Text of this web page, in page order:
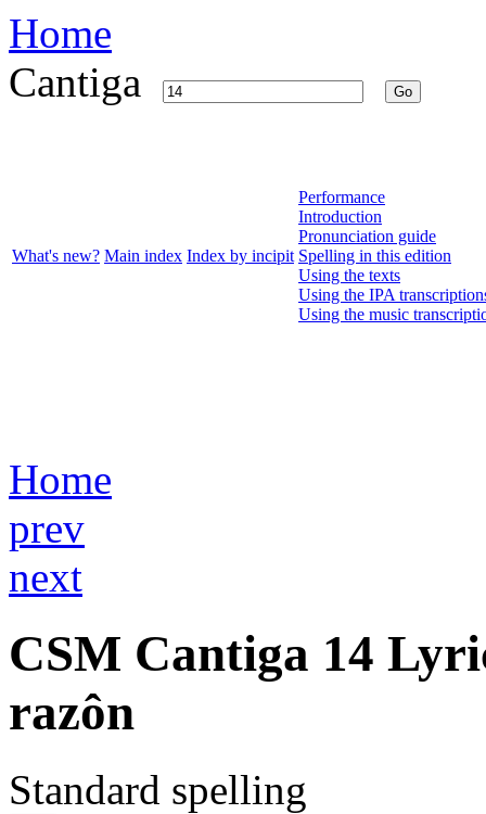
Home
Cantiga
Go
What's new? Main index Index by incipit
Performance
Introduction
Pronunciation guide
Spelling in this edition
Using the texts
Using the IPA
Using the music
Home
prev
next
CSM Cantiga 14
razôn
Standard spelling